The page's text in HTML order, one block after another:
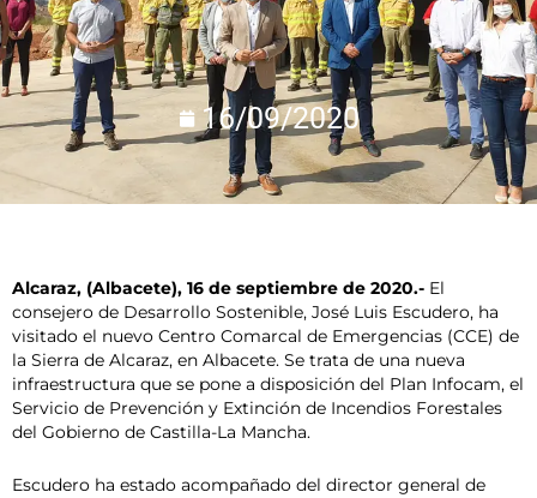
16/09/2020
Alcaraz, (Albacete), 16 de septiembre de 2020.- El
consejero de Desarrollo Sostenible, José Luis Escudero, ha
visitado el nuevo Centro Comarcal de Emergencias (CCE) de
la Sierra de Alcaraz, en Albacete. Se trata de una nueva
infraestructura que se pone a disposición del Plan Infocam, el
Servicio de Prevención y Extinción de Incendios Forestales
del Gobierno de Castilla-La Mancha.
Escudero ha estado acompañado del director general de